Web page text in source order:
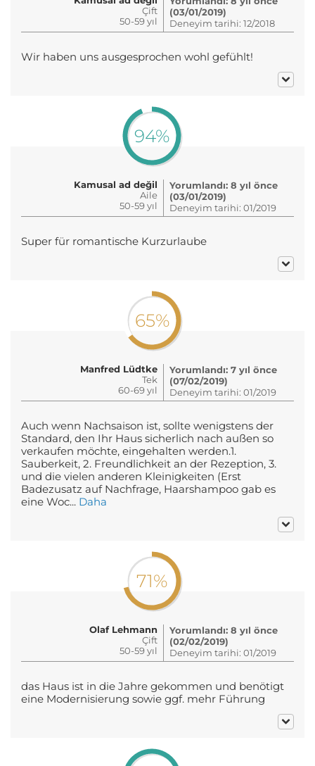
Çift
50-59 yıl
(03/01/2019)
Deneyim tarihi: 12/2018
Wir haben uns ausgesprochen wohl gefühlt!
94%
Kamusal ad değil
Aile
50-59 yıl
Yorumlandı: 8 yıl önce
(03/01/2019)
Deneyim tarihi: 01/2019
Super für romantische Kurzurlaube
65%
Manfred Lüdtke
Tek
60-69 yıl
Yorumlandı: 7 yıl önce
(07/02/2019)
Deneyim tarihi: 01/2019
Auch wenn Nachsaison ist, sollte wenigstens der
Standard, den Ihr Haus sicherlich nach außen so
verkaufen möchte, eingehalten werden.1.
Sauberkeit, 2. Freundlichkeit an der Rezeption, 3.
und die vielen anderen Kleinigkeiten (Erst
Badezusatz auf Nachfrage, Haarshampoo gab es
eine Woc... Daha
71%
Olaf Lehmann
Çift
50-59 yıl
Yorumlandı: 8 yıl önce
(02/02/2019)
Deneyim tarihi: 01/2019
das Haus ist in die Jahre gekommen und benötigt
eine Modernisierung sowie ggf. mehr Führung